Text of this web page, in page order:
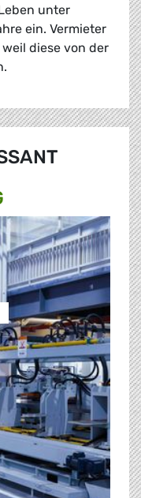
unter
ein. Vermieter
diese von der